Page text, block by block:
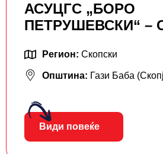
АСУЦГС „БОРО
ПЕТРУШЕВСКИ“ –
Регион: Скопски
Општина: Гази Баба
Види повеќе